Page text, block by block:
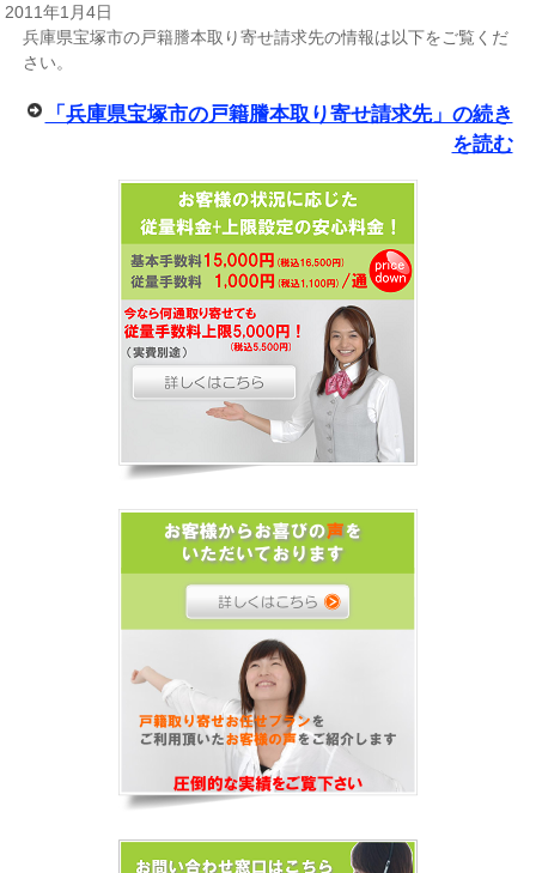
2011年1月4日
兵庫県宝塚市の戸籍謄本取り寄せ請求先の情報は以下をご覧くだ
さい。
「兵庫県宝塚市の戸籍謄本取り寄せ請求先」の続き
を読む